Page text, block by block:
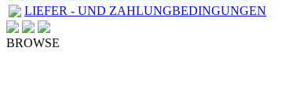
LIEFER - UND ZAHLUNGBEDINGUNGEN
BROWSE